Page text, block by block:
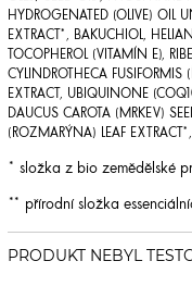
HYDROGENATED (OLIVE) OIL
EXTRACT*, BAKUCHIOL,
TOCOPHEROL (VITAMÍN E),
CYLINDROTHECA FUSIFORMIS
EXTRACT, UBIQUINONE
DAUCUS CAROTA (MRKEV)
(ROZMARÝNA) LEAF
* složka z bio zemědělské
** přírodní složka